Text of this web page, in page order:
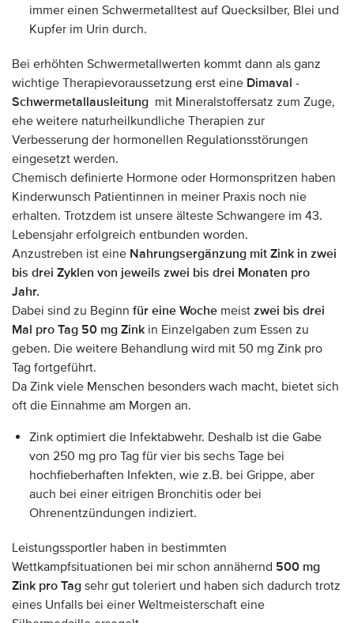
immer einen Schwermetalltest auf Quecksilber, Blei und
Kupfer im Urin durch.
Bei erhöhten Schwermetallwerten kommt dann als ganz
wichtige Therapievoraussetzung erst eine Dimaval -
Schwermetallausleitung mit Mineralstoffersatz zum Zuge,
ehe weitere naturheilkundliche Therapien zur
Verbesserung der hormonellen Regulationsstörungen
eingesetzt werden.
Chemisch definierte Hormone oder Hormonspritzen haben
Kinderwunsch Patientinnen in meiner Praxis noch nie
erhalten. Trotzdem ist unsere älteste Schwangere im 43.
Lebensjahr erfolgreich entbunden worden.
Anzustreben ist eine Nahrungsergänzung mit Zink in zwei
bis drei Zyklen von jeweils zwei bis drei Monaten pro
Jahr.
Dabei sind zu Beginn für eine Woche meist zwei bis drei
Mal pro Tag 50 mg Zink in Einzelgaben zum Essen zu
geben. Die weitere Behandlung wird mit 50 mg Zink pro
Tag fortgeführt.
Da Zink viele Menschen besonders wach macht, bietet sich
oft die Einnahme am Morgen an.
Zink optimiert die Infektabwehr. Deshalb ist die Gabe
von 250 mg pro Tag für vier bis sechs Tage bei
hochfieberhaften Infekten, wie z.B. bei Grippe, aber
auch bei einer eitrigen Bronchitis oder bei
Ohrenentzündungen indiziert.
Leistungssportler haben in bestimmten
Wettkampfsituationen bei mir schon annähernd 500 mg
Zink pro Tag sehr gut toleriert und haben sich dadurch trotz
eines Unfalls bei einer Weltmeisterschaft eine